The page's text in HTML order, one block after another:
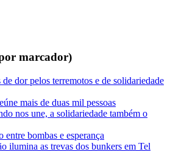
marcador)
dor pelos terremotos e de solidariedade
mais de duas mil pessoas
nos une, a solidariedade também o
entre bombas e esperança
ilumina as trevas dos bunkers em Tel